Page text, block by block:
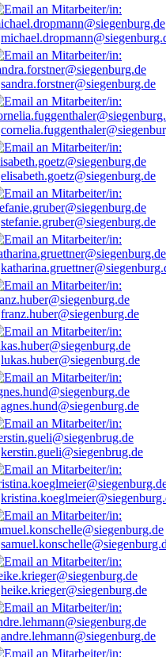
sandra.forstner@siegenburg.de
elisabeth.goetz@siegenburg.de
stefanie.gruber@siegenburg.de
franz.huber@siegenburg.de
lukas.huber@siegenburg.de
agnes.hund@siegenburg.de
kerstin.gueli@siegenbrug.de
heike.krieger@siegenburg.de
andre.lehmann@siegenburg.de